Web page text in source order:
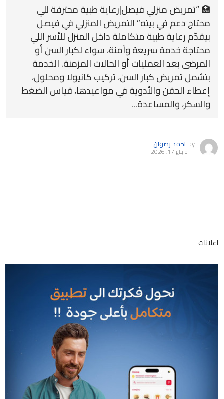
🏥 “تمريض منزلي فيصل|رعاية طبية محترفة للي
محتاج دعم في بيته” التمريض المنزلي في فيصل
بيقدّم رعاية طبية متكاملة داخل المنزل للأسر اللي
محتاجة خدمة سريعة وآمنة، سواء لكبار السن أو
المرضى بعد العمليات أو الحالات المزمنة. الخدمة
بتشمل تمريض كبار السن، تركيب كانيولا ومحلول،
إعطاء الحقن والأدوية في مواعيدها، قياس الضغط
والسكر، والمساعدة...
by احمد رضوان
onيناير 17, 2026
اعلانات